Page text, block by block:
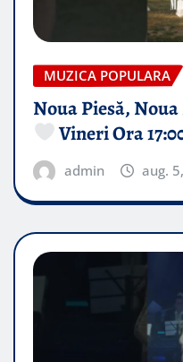
MUZICA POPULARA
Noua Piesă,
Vineri Ora
admin aug.